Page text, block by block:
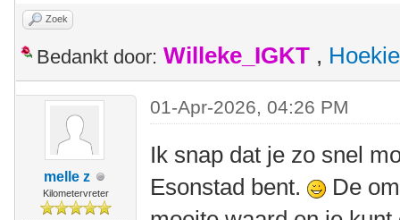
Zoek
Bedankt door: Willeke_IGKT , Hoekie
melle z
Kilometervreter
01-Apr-2026, 04:26 PM
Ik snap dat je zo snel
Esonstad bent.
De